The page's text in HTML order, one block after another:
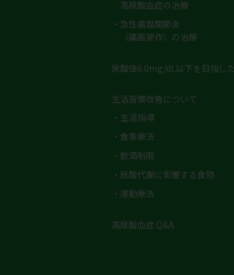
高尿酸血症の治療
・急性痛風関節炎
（痛風発作）の治療
尿酸値6.0mg/dL以下を目指し
生活習慣改善について
・生活指導
・食事療法
・飲酒制限
・尿酸代謝に影響する食物
・運動療法
高尿酸血症 Q&A